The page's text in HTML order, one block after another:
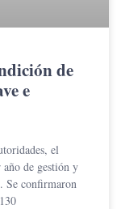
de
e
el
de gestión y
Se confirmaron